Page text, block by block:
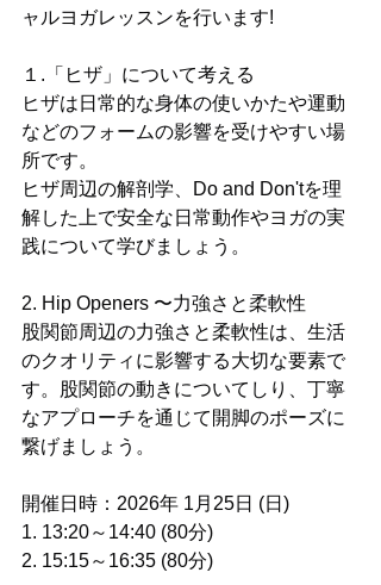
ャルヨガレッスンを行います!
１.「ヒザ」について考える
ヒザは日常的な身体の使いかたや運動
などのフォームの影響を受けやすい場
所です。
ヒザ周辺の解剖学、Do and Don'tを理
解した上で安全な日常動作やヨガの実
践について学びましょう。
2. Hip Openers 〜力強さと柔軟性
股関節周辺の力強さと柔軟性は、生活
のクオリティに影響する大切な要素で
す。股関節の動きについてしり、丁寧
なアプローチを通じて開脚のポーズに
繋げましょう。
開催日時：2026年 1月25日 (日)
1. 13:20～14:40 (80分)
2. 15:15～16:35 (80分)